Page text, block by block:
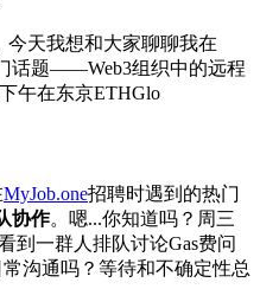
今天我想和大家聊聊我在
话题——Web3组织中的远程
午在东京ETHGlo
MyJob.one招聘时遇到的热门
协作。嗯...你知道吗？周三
到一群人排队讨论Gas费问
沟通吗？等待和不确定性总